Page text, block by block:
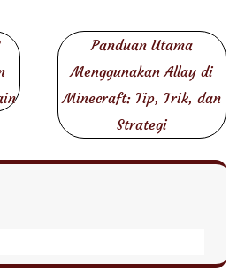
Panduan Utama
Menggunakan Allay di
Minecraft: Tip, Trik, dan
Strategi